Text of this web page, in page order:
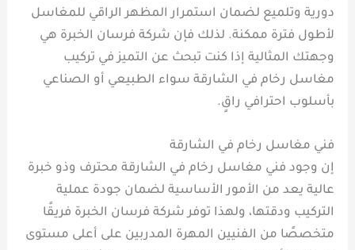
دورية وتلميع لضمان استمرار المظهر الراقي للمغاسل
لأطول فترة ممكنة. لذلك فإن شركة فرسان الخبرة هي
وجهتك المثالية إذا كنت تبحث عن التميز في تركيب
مغاسل رخام في الشارقة سواء الطبيعي أو الصناعي
بأسلوب احترافي راقٍ.
فني مغاسل رخام في الشارقة
إن وجود فني مغاسل رخام في الشارقة محترف وذو خبرة
عالية يعد من الأمور الأساسية لضمان جودة عملية
التركيب ودقتها، ولهذا توفر شركة فرسان الخبرة فريقًا
متخصصًا من الفنيين المهرة المدربين على أعلى مستوى